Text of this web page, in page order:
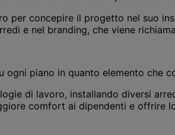
per concepire il progetto nel suo
e nel branding, che viene
ogni piano in quanto elemento che
di lavoro, installando diversi
comfort ai dipendenti e offrire